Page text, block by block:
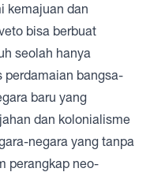
kemajuan dan
bisa berbuat
seolah hanya
perdamaian bangsa-
baru yang
dan kolonialisme
negara yang tanpa
perangkap neo-